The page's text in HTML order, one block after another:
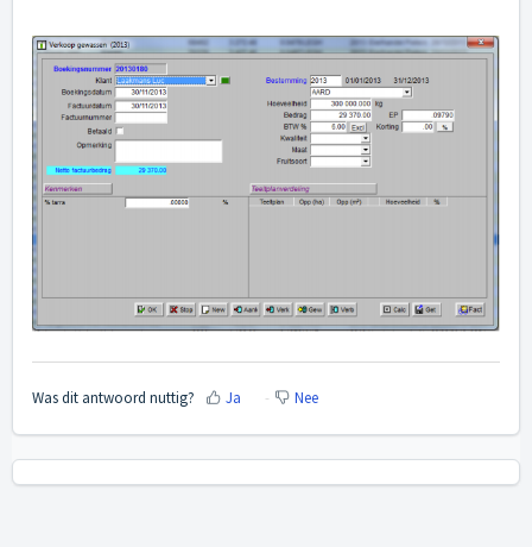
Was dit antwoord nuttig? Ja Nee